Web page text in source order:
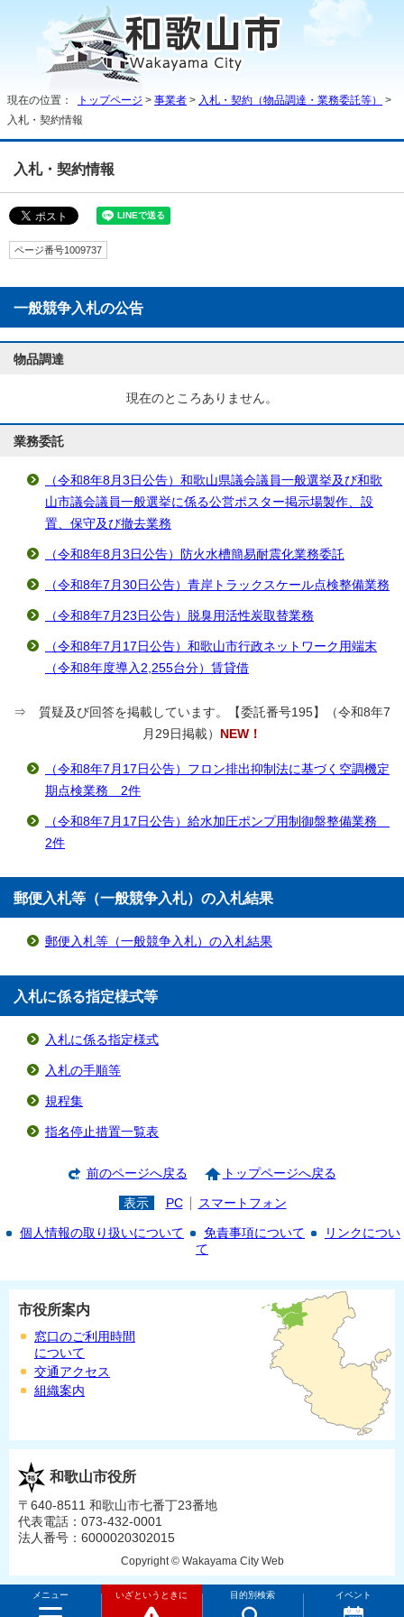
現在の位置： トップページ > 事業者 > 入札・契約（物品調達・業務委託等）
>
入札・契約情報
入札・契約情報
ページ番号1009737
一般競争入札の公告
物品調達
現在のところありません。
業務委託
（令和8年8月3日公告）和歌山県議会議員一般選挙及び和歌
山市議会議員一般選挙に係る公営ポスター掲示場製作、設
置、保守及び撤去業務
（令和8年8月3日公告）防火水槽簡易耐震化業務委託
（令和8年7月30日公告）青岸トラックスケール点検整備業務
（令和8年7月23日公告）脱臭用活性炭取替業務
（令和8年7月17日公告）和歌山市行政ネットワーク用端末
（令和8年度導入2,255台分）賃貸借
⇒ 質疑及び回答を掲載しています。【委託番号195】（令和8年7
月29日掲載）
NEW！
（令和8年7月17日公告）フロン排出抑制法に基づく空調機定
期点検業務 2件
（令和8年7月17日公告）給水加圧ポンプ用制御盤整備業務
2件
郵便入札等（一般競争入札）の入札結果
郵便入札等（一般競争入札）の入札結果
入札に係る指定様式等
入札に係る指定様式
入札の手順等
規程集
指名停止措置一覧表
前のページへ戻る トップページへ戻る
表示 PC スマートフォン
個人情報の取り扱いについて 免責事項について
リンクについ
て
メニュー いざというときに 目的別検索 イベント
市役所案内
窓口のご利用時間
について
交通アクセス
組織案内
和歌山市役所
〒640-8511 和歌山市七番丁23番地
代表電話：073-432-0001
法人番号：6000020302015
Copyright © Wakayama City Web